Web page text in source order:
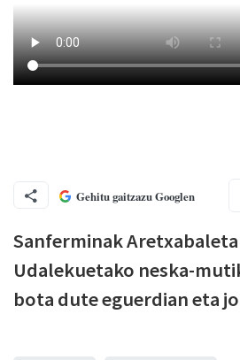
Gehitu gaitzazu Googlen
Sanferminak
Udalekuetako neska-
bota dute eguerdian eta